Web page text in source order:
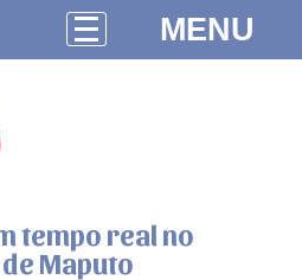
MENU
tempo real no
Maputo